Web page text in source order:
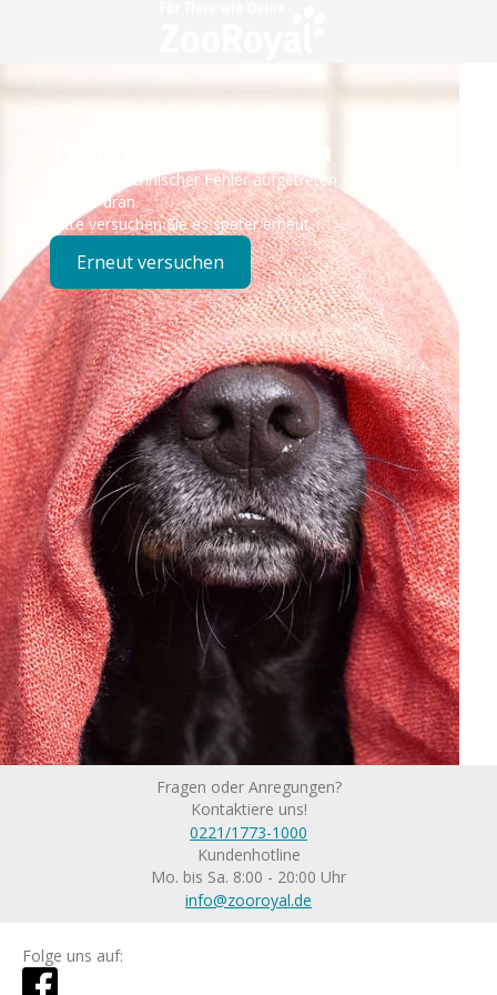
Technisches Problem
Es ist ein technischer Fehler aufgetreten – wir sind
bereits dran.
Bitte versuchen Sie es später erneut.
Erneut versuchen
Fragen oder Anregungen?
Kontaktiere uns!
0221/1773-1000
Kundenhotline
Mo. bis Sa. 8:00 - 20:00 Uhr
info@zooroyal.de
Folge uns auf: